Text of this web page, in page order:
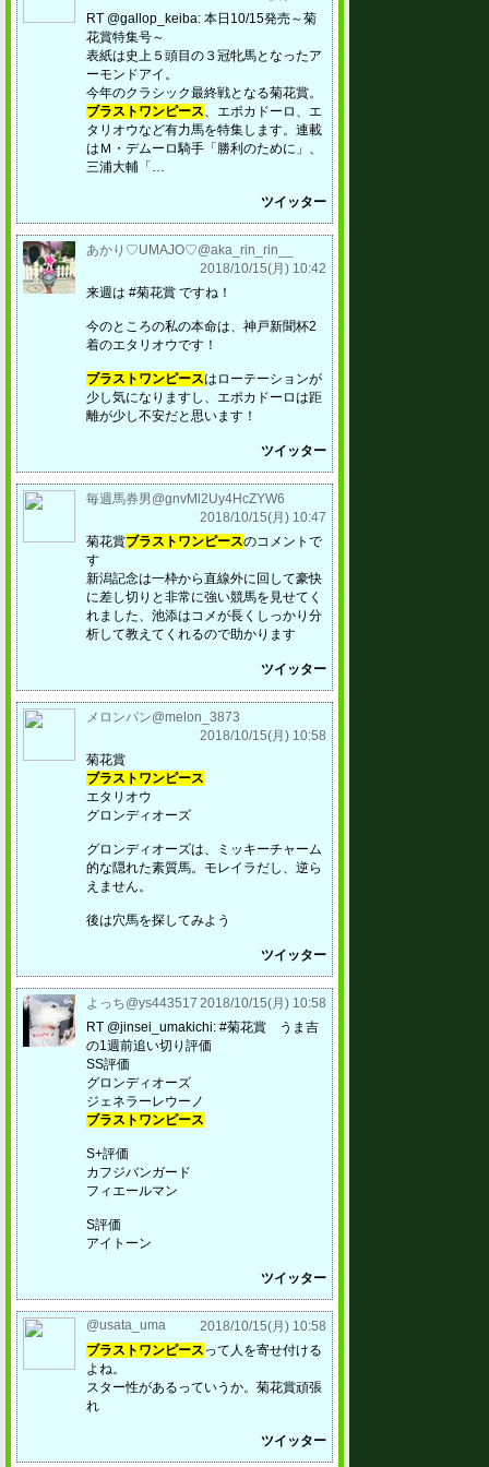
RT @gallop_keiba: 本日10/15発売～菊
花賞特集号～
表紙は史上５頭目の３冠牝馬となったア
ーモンドアイ。
今年のクラシック最終戦となる菊花賞。
ブラストワンピース、エポカドーロ、エ
タリオウなど有力馬を特集します。連載
はＭ・デムーロ騎手「勝利のために」、
三浦大輔「…
ツイッター
あかり♡UMAJO♡@aka_rin_rin__
2018/10/15(月) 10:42
来週は #菊花賞 ですね！
今のところの私の本命は、神戸新聞杯2
着のエタリオウです！
ブラストワンピースはローテーションが
少し気になりますし、エポカドーロは距
離が少し不安だと思います！
ツイッター
毎週馬券男@gnvMl2Uy4HcZYW6
2018/10/15(月) 10:47
菊花賞ブラストワンピースのコメントで
す
新潟記念は一枠から直線外に回して豪快
に差し切りと非常に強い競馬を見せてく
れました、池添はコメが長くしっかり分
析して教えてくれるので助かります
ツイッター
メロンパン@melon_3873
2018/10/15(月) 10:58
菊花賞
ブラストワンピース
エタリオウ
グロンディオーズ
グロンディオーズは、ミッキーチャーム
的な隠れた素質馬。モレイラだし、逆ら
えません。
後は穴馬を探してみよう
ツイッター
よっち@ys443517 2018/10/15(月) 10:58
RT @jinsei_umakichi: #菊花賞 うま吉
の1週前追い切り評価
SS評価
グロンディオーズ
ジェネラーレウーノ
ブラストワンピース
S+評価
カフジバンガード
フィエールマン
S評価
アイトーン
ツイッター
@usata_uma
2018/10/15(月) 10:58
ブラストワンピースって人を寄せ付ける
よね。
スター性があるっていうか。菊花賞頑張
れ
ツイッター